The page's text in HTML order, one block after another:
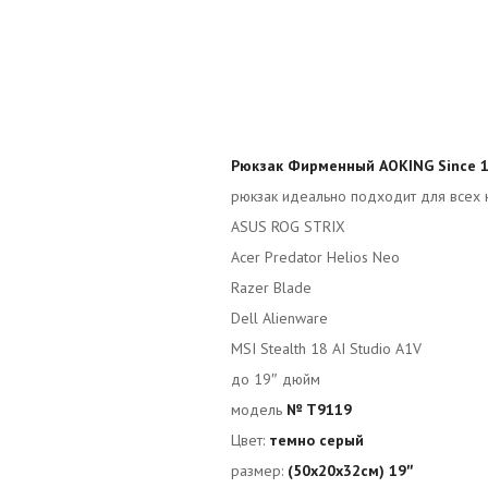
Рюкзак Фирменный AOKING Since
рюкзак идеально подходит для всех
ASUS ROG STRIX
Acer Predator Helios Neo
Razer Blade
Dell Alienware
MSI Stealth 18 AI Studio A1V
до 19″ дюйм
модель № T9119
Цвет: темно серый
размер: (50x20x32см) 19″